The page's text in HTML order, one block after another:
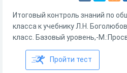
Итоговый контроль знаний по
класса к учебнику Л.Н.
класс. Базовый уровень,-
Пройти тест